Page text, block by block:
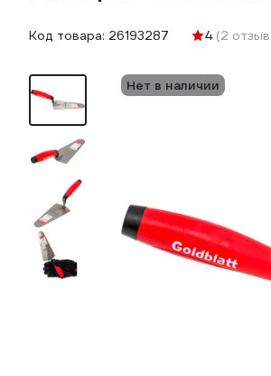
Код товара: 26193287 4 (2
Нет в наличии